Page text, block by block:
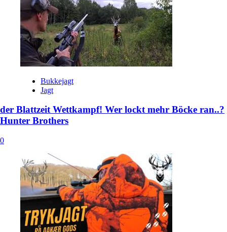
Bukkejagt
Jagt
der Blattzeit Wettkampf! Wer lockt mehr Böcke ran..?
Hunter Brothers
0